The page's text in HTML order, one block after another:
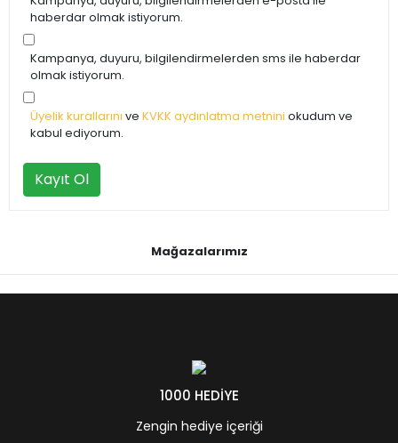
haberdar olmak istiyorum.
Kampanya, duyuru, bilgilendirmelerden sms ile haberdar
olmak istiyorum.
Üyelik kurallarını ve KVKK aydınlatma metnini okudum ve
kabul ediyorum.
Kayıt Ol
Mağazalarımız
1000 HEDİYE
Zengin hediye içeriği